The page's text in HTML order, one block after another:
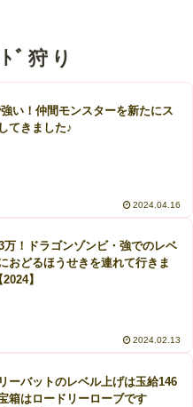
ﾞ狩り
い！仲間モンスターを新たにス
てきました♪
2024.04.16
万！ドラゴンゾンビ・強でのレベ
おどるほうせきを連れて行きま
】
2024.02.13
ーバットのレベル上げは玉給146
箱はロードリーローブです